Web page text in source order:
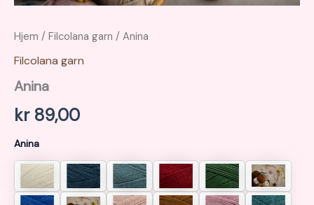
Hjem / Filcolana garn / Anina
Filcolana garn
Anina
kr89,00
Anina